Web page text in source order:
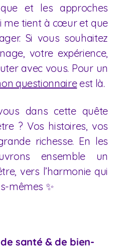
et les approches
me tient à cœur et que
Si vous souhaitez
votre expérience,
avec vous. Pour un
questionnaireest là.
dans cette quête
? Vos histoires, vos
richesse. En les
ensemble un
vers l’harmonie qui
mêmes ✨
santé & de bien-